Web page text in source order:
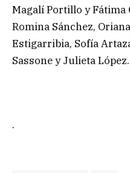
Magalí Portillo y Fátima
Romina Sánchez,
Estigarribia, Sofía
Sassone y Julieta López.
.